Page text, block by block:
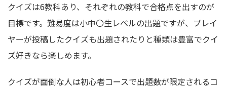
クイズは6教科あり、それぞれの教科で合格点を出すのが
目標です。難易度は小中〇生レベルの出題ですが、プレイ
ヤーが投稿したクイズも出題されたりと種類は豊富でクイ
ズ好きなら楽しめます。
クイズが面倒な人は初心者コースで出題数が限定されるコ